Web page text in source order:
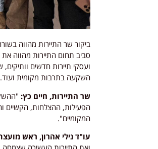
ביקור שר התיירות מהווה
סביב תחום התיירות מהווה את
ועסקי תיירות חדשים
השקעה בתרבות מקומית ועוד.
שר התיירות, חיים כץ:
הפעילות, ההצלחות, הקשיים
המקומיים".
עו"ד נילי אהרון, ראש